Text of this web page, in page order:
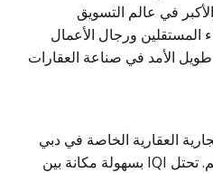
في عالم التسويق
المستقلين ورجال الأعمال
طويل الأمد في صناعة العقارات
العقارية الخاصة في دبي
وتعمل في 15 دولة حول العالم. تحتل IQI بسهولة مكانة بين